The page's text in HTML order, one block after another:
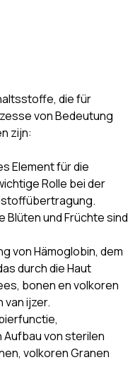
die für
von Bedeutung
zijn:
Element für die
Rolle bei der
und Früchte sind
von Hämoglobin, dem
durch die Haut
bonen en volkoren
ijzer.
Aufbau von sterilen
volkoren Granen